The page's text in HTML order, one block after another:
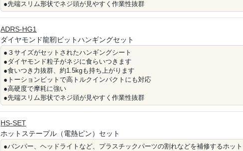
●先端スリム形状でネジ頭が見やすく作業性抜群
ADRS-HG1
ダイヤモンド龍靭ビットハンギングセット
●３サイズがセットされたハンギングシート
●ダイヤモンド粒子がネジに食らいつきます
●食いつき力抜群、約1.5kgも持ち上がります
●トーションビットで高トルクインパクトにも対応
●高硬度で摩耗に強い
●先端スリム形状でネジ頭が見やすく作業性抜群
HS-SET
ホットステープル（電熱ピン）セット
●バンパー、ヘッドライトなど、プラスチックパーツの割れなどを補修するホッ